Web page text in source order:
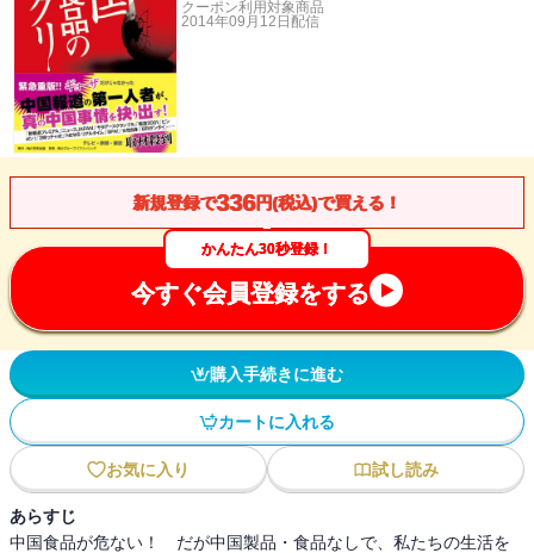
クーポン利用対象商品
2014年09月12日 配信
新規登録で336円(税込)で買える！
かんたん30秒登録！
今すぐ会員登録をする
購入手続きに進む
カートに入れる
お気に入り 試し読み
あらすじ
中国食品が危ない！ だが中国製品・食品なしで、私たちの生活を